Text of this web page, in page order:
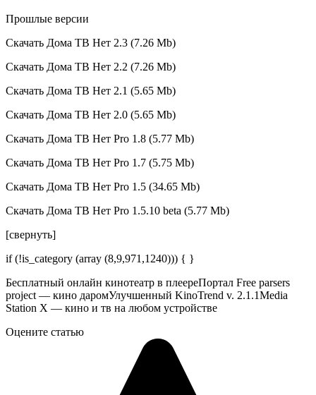
Прошлые версии
Скачать Дома ТВ Нет 2.3 (7.26 Mb)
Скачать Дома ТВ Нет 2.2 (7.26 Mb)
Скачать Дома ТВ Нет 2.1 (5.65 Mb)
Скачать Дома ТВ Нет 2.0 (5.65 Mb)
Скачать Дома ТВ Нет Pro 1.8 (5.77 Mb)
Скачать Дома ТВ Нет Pro 1.7 (5.75 Mb)
Скачать Дома ТВ Нет Pro 1.5 (34.65 Mb)
Скачать Дома ТВ Нет Pro 1.5.10 beta (5.77 Mb)
[свернуть]
if (!is_category (array (8,9,971,1240))) { }
Бесплатный онлайн кинотеатр в плеереПортал Free parsers
project — кино даромУлучшенный KinoTrend v. 2.1.1Media
Station X — кино и тв на любом устройстве
Оцените статью